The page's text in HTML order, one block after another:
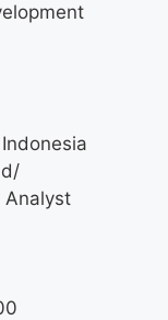
Analyst